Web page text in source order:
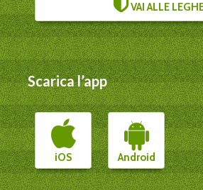
VAI ALLE
Scarica l’app
iOS Android